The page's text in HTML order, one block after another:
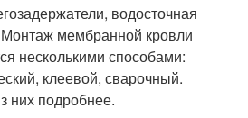
водосточная
мембранной кровли
несколькими способами:
клеевой, сварочный.
них подробнее.